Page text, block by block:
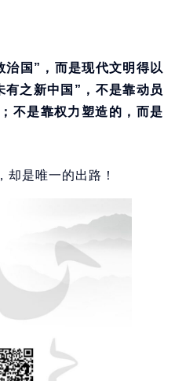
治国”，而是现代文明得以
之新中国”，不是靠动员
不是靠权力塑造的，而是
却是唯一的出路！